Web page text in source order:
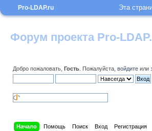
Форум проекта Pro-
Добро пожаловать, Гость . Пожалуйста, войдите или
Начало Помощь Поиск Вход Регистрация
Pro-LDAP.ru Эта